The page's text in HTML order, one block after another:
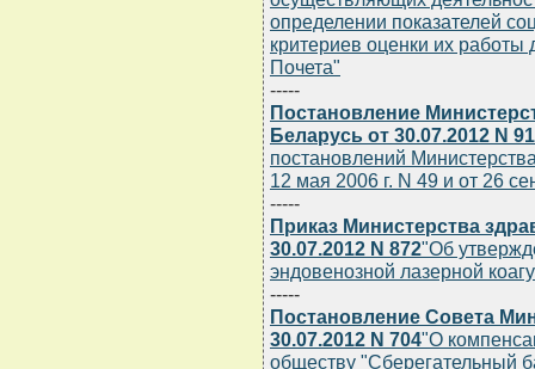
определении показателей
критериев оценки их работы
Почета"
-----
Постановление
Беларусь от 30.07.2012 N 91
постановлений
12 мая 2006 г. N 49 и от 26
-----
Приказ Министерства
30.07.2012 N 872"Об
эндовенозной лазерной
-----
Постановление Совета
30.07.2012 N 704"О
обществу "Сберегательный